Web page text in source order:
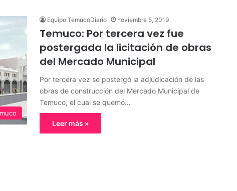
Equipo TemucoDiario noviembre 5, 2019
Temuco: Por tercera vez fue
postergada la licitación de obras
del Mercado Municipal
Por tercera vez se postergó la adjudicación de las
obras de construcción del Mercado Municipal de
Temuco, el cual se quemó…
Leer más »